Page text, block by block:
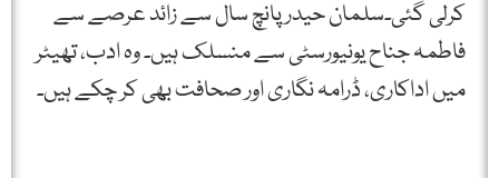
کرلی گئی۔سلمان حیدر پانچ سال سے زائد عرصے سے
فاطمہ جناح یونیورسٹی سے منسلک ہیں۔ وہ ادب، تھیٹر
میں اداکاری، ڈرامہ نگاری اور صحافت بھی کر چکے ہیں۔